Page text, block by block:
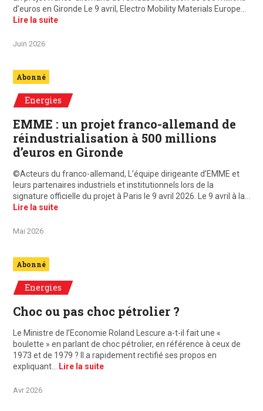
d’euros en Gironde Le 9 avril, Electro Mobility Materials Europe…
Lire la suite
Juin 2026
Abonné
Energies
EMME : un projet franco-allemand de
réindustrialisation à 500 millions
d’euros en Gironde
©Acteurs du franco-allemand, L’équipe dirigeante d’EMME et
leurs partenaires industriels et institutionnels lors de la
signature officielle du projet à Paris le 9 avril 2026. Le 9 avril à la…
Lire la suite
Mai 2026
Abonné
Energies
Choc ou pas choc pétrolier ?
Le Ministre de l’Economie Roland Lescure a-t-il fait une «
boulette » en parlant de choc pétrolier, en référence à ceux de
1973 et de 1979 ? Il a rapidement rectifié ses propos en
expliquant…
Lire la suite
Avr 2026